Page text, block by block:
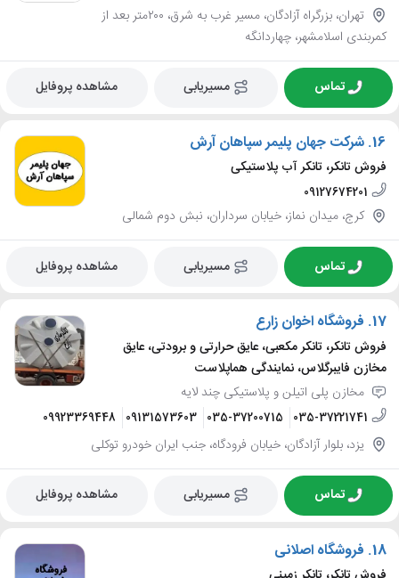
تهران، بزرگراه آزادگان، مسیر غرب به شرق، ۲۰۰متر بعد از
کمربندی اسلامشهر، چهاردانگه
تماس مسیریابی مشاهده پروفایل
16. شرکت جهان پلیمر سپاهان آرش
فروش تانکر، تانکر آب پلاستیکی
09127674201
کرج، میدان نماز، خیابان سرداران، نبش دوم شمالی
تماس مسیریابی مشاهده پروفایل
17. فروشگاه اخوان زارع
فروش تانکر، تانکر مکعبی، عایق حرارتی و برودتی، عایق
مخازن فایبرگلاس، نمایندگی هماپلاست
مخازن پلی اتیلن و پلاستیکی چند لایه
035-37221741
035-37200715
09131573603
09923369448
یزد، بلوار آزادگان، خیابان فرودگاه، جنب ایران خودرو توکلی
تماس مسیریابی مشاهده پروفایل
18. فروشگاه اصلانی